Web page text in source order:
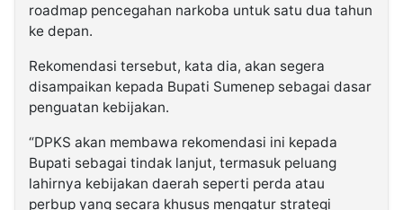
roadmap pencegahan narkoba untuk satu dua tahun
ke depan.
Rekomendasi tersebut, kata dia, akan segera
disampaikan kepada Bupati Sumenep sebagai dasar
penguatan kebijakan.
“DPKS akan membawa rekomendasi ini kepada
Bupati sebagai tindak lanjut, termasuk peluang
lahirnya kebijakan daerah seperti perda atau
perbup yang secara khusus mengatur strategi